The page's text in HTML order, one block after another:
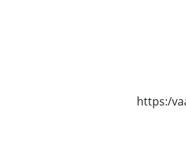
https:/